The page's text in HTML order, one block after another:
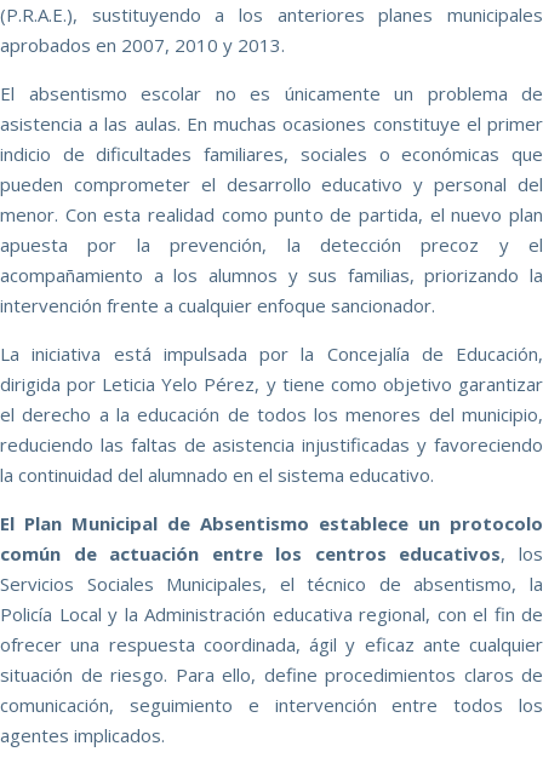
(P.R.A.E.), sustituyendo a los anteriores planes municipales
aprobados en 2007, 2010 y 2013.
El absentismo escolar no es únicamente un problema de
asistencia a las aulas. En muchas ocasiones constituye el primer
indicio de dificultades familiares, sociales o económicas que
pueden comprometer el desarrollo educativo y personal del
menor. Con esta realidad como punto de partida, el nuevo plan
apuesta por la prevención, la detección precoz y el
acompañamiento a los alumnos y sus familias, priorizando la
intervención frente a cualquier enfoque sancionador.
La iniciativa está impulsada por la Concejalía de Educación,
dirigida por Leticia Yelo Pérez, y tiene como objetivo garantizar
el derecho a la educación de todos los menores del municipio,
reduciendo las faltas de asistencia injustificadas y favoreciendo
la continuidad del alumnado en el sistema educativo.
El Plan Municipal de Absentismo establece un protocolo
común de actuación entre los centros educativos, los
Servicios Sociales Municipales, el técnico de absentismo, la
Policía Local y la Administración educativa regional, con el fin de
ofrecer una respuesta coordinada, ágil y eficaz ante cualquier
situación de riesgo. Para ello, define procedimientos claros de
comunicación, seguimiento e intervención entre todos los
agentes implicados.